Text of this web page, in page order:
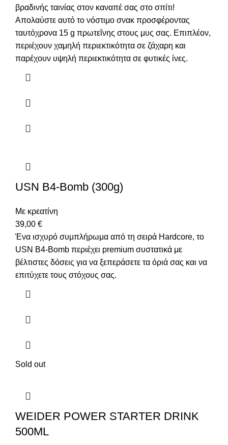
βραδινής ταινίας στον καναπέ σας στο σπίτι!
Απολαύστε αυτό το νόστιμο σνακ προσφέροντας
ταυτόχρονα 15 g πρωτεΐνης στους μυς σας. Επιπλέον,
περιέχουν χαμηλή περιεκτικότητα σε ζάχαρη και
παρέχουν υψηλή περιεκτικότητα σε φυτικές ίνες.
USN B4-Bomb (300g)
Με κρεατίνη
39,00 €
Ένα ισχυρό συμπλήρωμα από τη σειρά Hardcore, το
USN B4-Bomb περιέχει premium συστατικά με
βέλτιστες δόσεις για να ξεπεράσετε τα όριά σας και να
επιτύχετε τους στόχους σας.
Sold out
WEIDER POWER STARTER DRINK
500ML